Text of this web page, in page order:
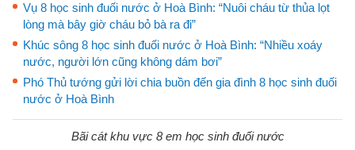
Vụ 8 học sinh đuối nước ở Hoà Bình: “Nuôi cháu từ thủa lọt
lòng mà bây giờ cháu bỏ bà ra đi”
Khúc sông 8 học sinh đuối nước ở Hoà Bình: “Nhiều xoáy
nước, người lớn cũng không dám bơi”
Phó Thủ tướng gửi lời chia buồn đến gia đình 8 học sinh đuối
nước ở Hoà Bình
Bãi cát khu vực 8 em học sinh đuối nước